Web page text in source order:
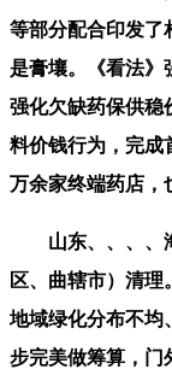
等部分配合印发了
是膏壤。《看法》
强化欠缺药保供稳
料价钱行为，完成
万余家终端药店，
山东、、、、海
区、曲辖市）清理
地域绿化分布不均
步完美做筹算，门